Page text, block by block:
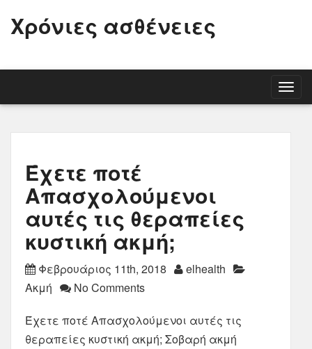
Χρόνιες ασθένειες
Έχετε ποτέ
Απασχολούμενοι
αυτές τις θεραπείες
κυστική ακμή;
Φεβρουάριος 11th, 2018
elhealth
Ακμή
No Comments
Έχετε ποτέ Απασχολούμενοι αυτές τις
θεραπείες κυστική ακμή; Σοβαρή ακμή